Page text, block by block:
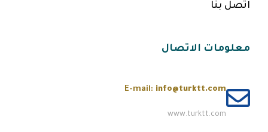
اتصل بنا
معلومات الاتصال
E-mail: info@turktt.com
www.turktt.com